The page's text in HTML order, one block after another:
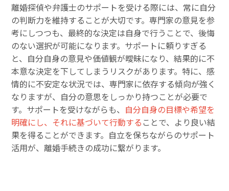
離婚探偵や弁護士のサポートを受ける際には、常に自分
の判断力を維持することが大切です。専門家の意見を参
考にしつつも、最終的な決定は自身で行うことで、後悔
のない選択が可能になります。サポートに頼りすぎる
と、自分自身の意見や価値観が曖昧になり、結果的に不
本意な決定を下してしまうリスクがあります。特に、感
情的に不安定な状況では、専門家に依存する傾向が強く
なりますが、自分の意思をしっかり持つことが必要で
す。サポートを受けながらも、 自分自身の目標や希望を
明確にし、それに基づいて行動する ことで、より良い結
果を得ることができます。自立を保ちながらのサポート
活用が、離婚手続きの成功に繋がります。